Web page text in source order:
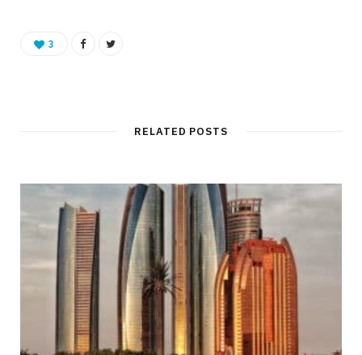
3
RELATED POSTS